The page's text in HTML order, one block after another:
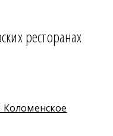
ресторанах
Коломенское